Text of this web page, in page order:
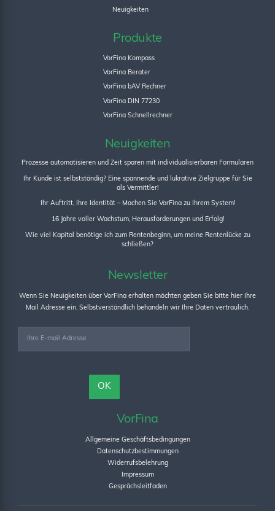
Neuigkeiten
Produkte
VorFina Kompass
VorFina Berater
VorFina bAV Rechner
VorFina DIN 77230
VorFina Schnellrechner
Neuigkeiten
Prozesse automatisieren und Zeit sparen mit individualisierbaren Formularen
Ihr Kunde ist selbstständig? Eine spannende und lukrative Zielgruppe für Sie
als Vermittler!
Ihr Auftritt, Ihre Identität – Machen Sie VorFina zu Ihrem System!
16 Jahre voller Wachstum, Herausforderungen und Erfolg!
Wie viel Kapital benötige ich zum Rentenbeginn, um meine Rentenlücke zu
schließen?
Newsletter
Wenn Sie Neuigkeiten über VorFina erhalten möchten geben Sie bitte hier Ihre
Mail Adresse ein. Selbstverständlich behandeln wir Ihre Daten vertraulich.
VorFina
Allgemeine Geschäftsbedingungen
Datenschutzbestimmungen
Widerrufsbelehrung
Impressum
Gesprächsleitfaden